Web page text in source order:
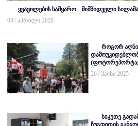
ყვავილების სამყარო – მიმზიდველი
03 / აპრილი 2026
როგორ
26 / მაისი 2025
სიკეთე
ზუგდიდის